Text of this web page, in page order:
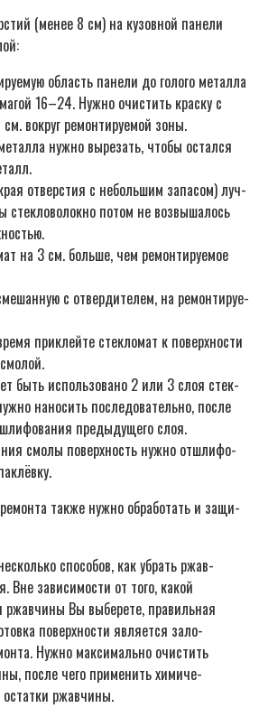
(менее 8 см) на кузов­ной пане­ли
область пане­ли до голо­го метал­ла
16–24. Нуж­но очи­стить крас­ку с
вокруг ремон­ти­ру­е­мой зоны.
нуж­но выре­зать, что­бы остал­ся
отвер­стия с неболь­шим запа­сом) луч­
стек­ло­во­лок­но потом не воз­вы­ша­лось
на 3 см. боль­ше, чем ремон­ти­ру­е­мое
с отвер­ди­те­лем, на ремон­ти­ру­е­
при­клей­те стек­ло­мат к поверх­но­сти
быть исполь­зо­ва­но 2 или 3 слоя стек­
нано­сить после­до­ва­тель­но, после
преды­ду­ще­го слоя.
смо­лы поверх­ность нуж­но отшли­фо­
так­же нуж­но обра­бо­тать и защи­
спо­со­бов, как убрать ржав­
Вне зави­си­мо­сти от того, какой
ржав­чи­ны Вы выбе­ре­те, пра­виль­ная
поверх­но­сти явля­ет­ся зало­
Нуж­но мак­си­маль­но очи­стить
после чего при­ме­нить хими­че­
ржав­чи­ны.